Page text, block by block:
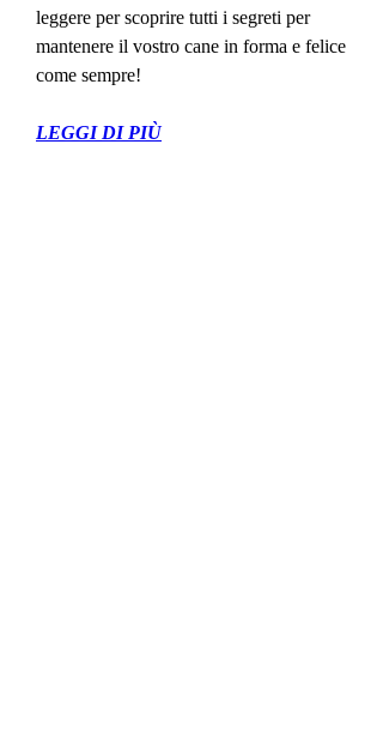
leggere per scoprire tutti i segreti per
mantenere il vostro cane in forma e felice
come sempre!
LEGGI DI PIÙ